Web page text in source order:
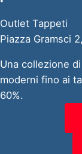
Outlet Tappeti
Piazza Gramsci
Una collezione
moderni fino ai
60%.